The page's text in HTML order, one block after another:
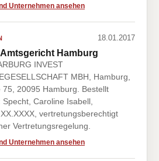
Unternehmen ansehen
18.01.2017
Amtsgericht Hamburg
INVEST
MBH, Hamburg,
20095 Hamburg. Bestellt
Caroline Isabell,
vertretungsberechtigt
Vertretungsregelung.
Unternehmen ansehen